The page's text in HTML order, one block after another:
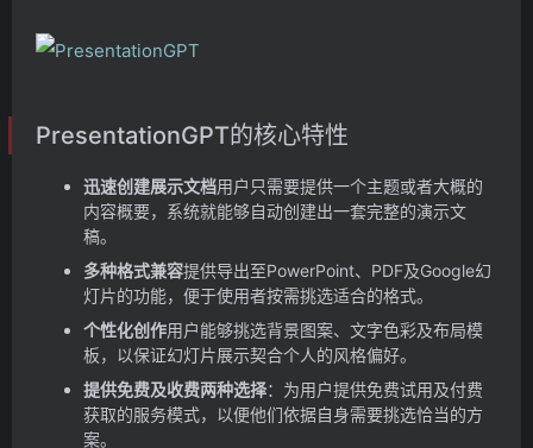
PresentationGPT的核心特性
迅速创建展示文档用户只需要提供一个主题或者大概的
内容概要，系统就能够自动创建出一套完整的演示文
稿。
多种格式兼容提供导出至PowerPoint、PDF及Google幻
灯片的功能，便于使用者按需挑选适合的格式。
个性化创作用户能够挑选背景图案、文字色彩及布局模
板，以保证幻灯片展示契合个人的风格偏好。
提供免费及收费两种选择：为用户提供免费试用及付费
获取的服务模式，以便他们依据自身需要挑选恰当的方
案。